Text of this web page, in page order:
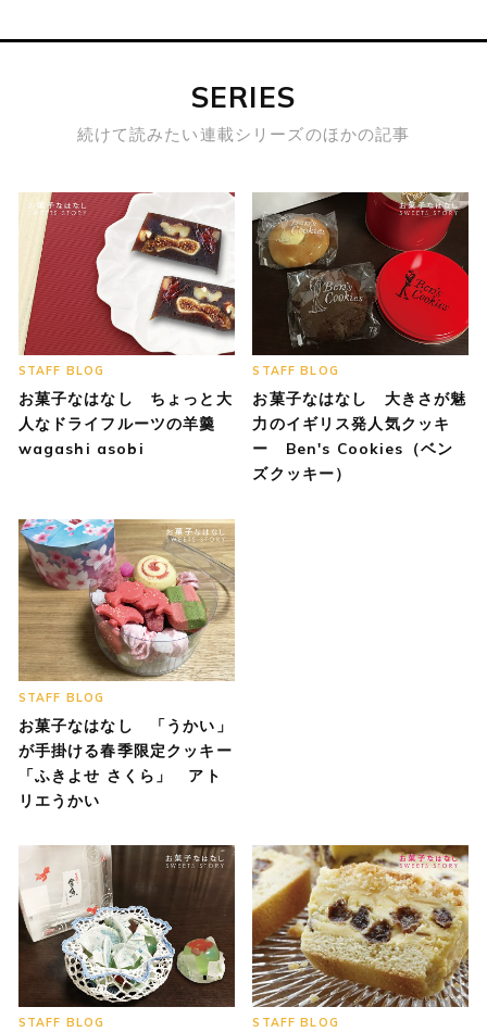
SERIES
続けて読みたい連載シリーズのほかの記事
STAFF BLOG
お菓子なはなし ちょっと大
人なドライフルーツの羊羹
wagashi asobi
STAFF BLOG
お菓子なはなし 大きさが魅
力のイギリス発人気クッキ
ー Ben's Cookies（ベン
ズクッキー）
STAFF BLOG
お菓子なはなし 「うかい」
が手掛ける春季限定クッキー
「ふきよせ さくら」 アト
リエうかい
STAFF BLOG STAFF BLOG